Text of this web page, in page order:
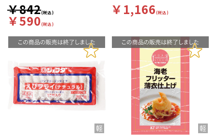
￥842(税込)
￥590(税込)
￥1,166(税込)